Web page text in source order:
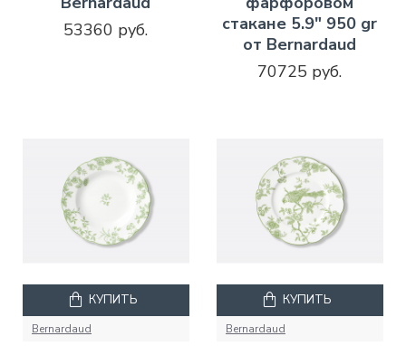
53360 руб.
стакане 5.9" 950 gr
от Bernardaud
70725 руб.
Bernardaud
КУПИТЬ
Bernardaud
КУПИТЬ